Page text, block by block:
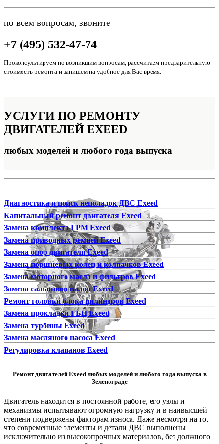
по всем вопросам, звоните
+7 (495) 532-47-74
Проконсультируем по возникшим вопросам, рассчитаем предварительную
стоимость ремонта и запишем на удобное для Вас время.
УСЛУГИ ПО РЕМОНТУ
ДВИГАТЕЛЕЙ EXEED
любых моделей и любого года выпуска
Диагностика и поиск неполадок ДВС Exeed
Капитальный ремонт двигателя Exeed
Замена комплекта ГРМ Exeed
Замена приводных ремней Exeed
Замена опор двигателя Exeed
Замена поршневых колец и колпачков Exeed
Замена моторного масла и фильтров Exeed
Замена сальников валов Exeed
Ремонт головки блока цилиндров Exeed
Замена прокладки ГБЦ Exeed
Замена турбины Exeed
Замена масляного насоса Exeed
Регулировка клапанов Exeed
Ремонт двигателей Exeed любых моделей и любого года выпуска в
Зеленограде
Двигатель находится в постоянной работе, его узлы и
механизмы испытывают огромную нагрузку и в наивысшей
степени подвержены факторам износа. Даже несмотря на то,
что современные элементы и детали ДВС выполнены
исключительно из высокопрочных материалов, без должного